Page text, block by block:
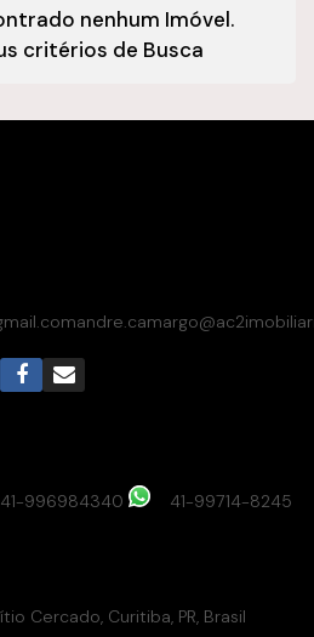
nenhum Imóvel.
critérios de Busca
41-996984340 41-99714-8245
Cercado, Curitiba, PR, Brasil